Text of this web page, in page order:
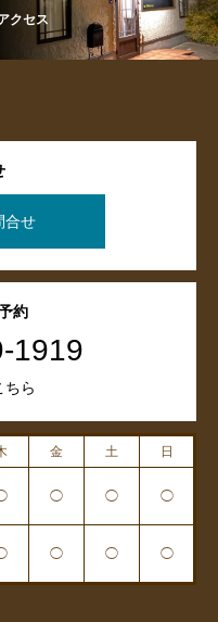
クセス
合せ
約
1919
ちら
金 土 日
◯ ◯ ◯
◯ ◯ ◯